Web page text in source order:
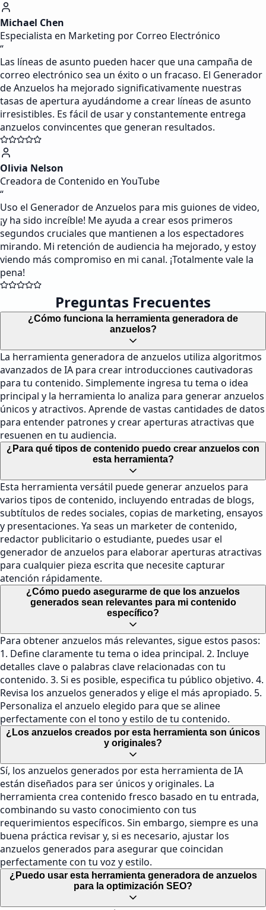
Michael Chen
Especialista en Marketing por Correo Electrónico
“
Las líneas de asunto pueden hacer que una campaña de
correo electrónico sea un éxito o un fracaso. El Generador
de Anzuelos ha mejorado significativamente nuestras
tasas de apertura ayudándome a crear líneas de asunto
irresistibles. Es fácil de usar y constantemente entrega
anzuelos convincentes que generan resultados.
Olivia Nelson
Creadora de Contenido en YouTube
“
Uso el Generador de Anzuelos para mis guiones de video,
¡y ha sido increíble! Me ayuda a crear esos primeros
segundos cruciales que mantienen a los espectadores
mirando. Mi retención de audiencia ha mejorado, y estoy
viendo más compromiso en mi canal. ¡Totalmente vale la
pena!
Preguntas Frecuentes
¿Cómo funciona la herramienta generadora de
anzuelos?
La herramienta generadora de anzuelos utiliza algoritmos
avanzados de IA para crear introducciones cautivadoras
para tu contenido. Simplemente ingresa tu tema o idea
principal y la herramienta lo analiza para generar anzuelos
únicos y atractivos. Aprende de vastas cantidades de datos
para entender patrones y crear aperturas atractivas que
resuenen en tu audiencia.
¿Para qué tipos de contenido puedo crear anzuelos con
esta herramienta?
Esta herramienta versátil puede generar anzuelos para
varios tipos de contenido, incluyendo entradas de blogs,
subtítulos de redes sociales, copias de marketing, ensayos
y presentaciones. Ya seas un marketer de contenido,
redactor publicitario o estudiante, puedes usar el
generador de anzuelos para elaborar aperturas atractivas
para cualquier pieza escrita que necesite capturar
atención rápidamente.
¿Cómo puedo asegurarme de que los anzuelos
generados sean relevantes para mi contenido
específico?
Para obtener anzuelos más relevantes, sigue estos pasos:
1. Define claramente tu tema o idea principal. 2. Incluye
detalles clave o palabras clave relacionadas con tu
contenido. 3. Si es posible, especifica tu público objetivo. 4.
Revisa los anzuelos generados y elige el más apropiado. 5.
Personaliza el anzuelo elegido para que se alinee
perfectamente con el tono y estilo de tu contenido.
¿Los anzuelos creados por esta herramienta son únicos
y originales?
Sí, los anzuelos generados por esta herramienta de IA
están diseñados para ser únicos y originales. La
herramienta crea contenido fresco basado en tu entrada,
combinando su vasto conocimiento con tus
requerimientos específicos. Sin embargo, siempre es una
buena práctica revisar y, si es necesario, ajustar los
anzuelos generados para asegurar que coincidan
perfectamente con tu voz y estilo.
¿Puedo usar esta herramienta generadora de anzuelos
para la optimización SEO?